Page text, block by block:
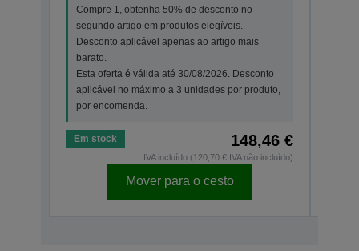
Compre 1, obtenha 50% de desconto no
segundo artigo em produtos elegíveis.
Desconto aplicável apenas ao artigo mais
barato.
Esta oferta é válida até 30/08/2026. Desconto
aplicável no máximo a 3 unidades por produto,
por encomenda.
Em stock 148,46 €
IVA incluído (120,70 € IVA não incluído)
Mover para o cesto